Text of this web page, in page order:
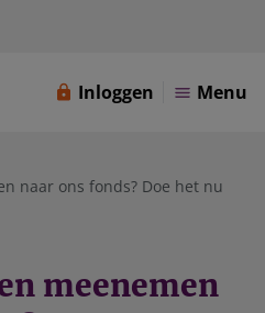
Inloggen Menu
naar ons fonds? Doe het nu
meenemen